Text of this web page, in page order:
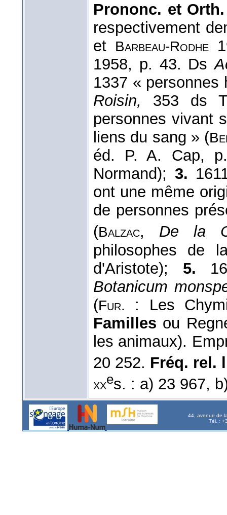
Prononc. et
respectivement
et
Barbeau-Rodhe
1958, p. 43. Ds
1337 «
Roisin,
353 ds
personnes vivant
liens du sang » (
éd. P. A. Cap,
Normand); 3.
ont une même
de personnes
(Balzac, De la
philosophes de
d'Aristote); 5.
Botanicum
(Fur.
: Les
Familles ou
les animaux).
20 252. Fréq. rel.
xxes. : a) 23 967,
44, avenue de
Tél. :